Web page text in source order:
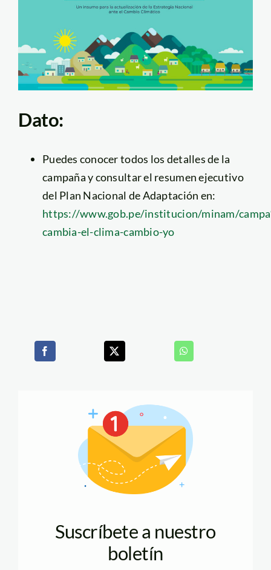
Dato:
Puedes conocer todos los detalles de la
campaña y consultar el resumen ejecutivo
del Plan Nacional de Adaptación en:
https://www.gob.pe/institucion/minam/
cambia-el-clima-cambio-yo
Suscríbete a nuestro
boletín